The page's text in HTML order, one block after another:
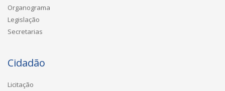
Organograma
Legislação
Secretarias
Cidadão
Licitação